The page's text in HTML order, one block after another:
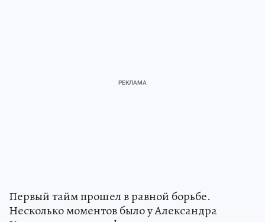
Первый тайм прошел в равной борьбе.
Несколько моментов было у Александра